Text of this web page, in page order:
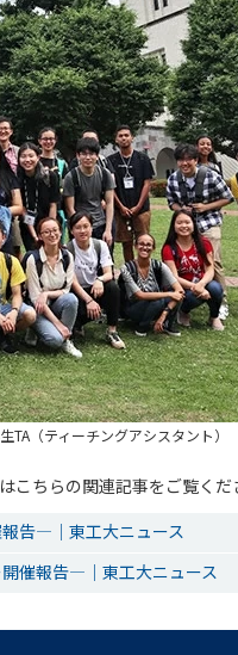
（ティーチングアシスタント）
こちらの関連記事をご覧くだ
告―｜東工大ニュース
催報告―｜東工大ニュース